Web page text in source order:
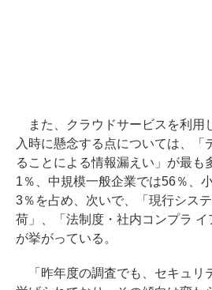
また、クラウドサービスを利用
入時に懸念する点については、「
ることによる情報漏えい」が最も
1％、中規模一般企業では56％、
3％を占め、次いで、「現行シス
荷」、「法制度・社内コンプラ
が挙がっている。
「昨年度の調査でも、セキュリ